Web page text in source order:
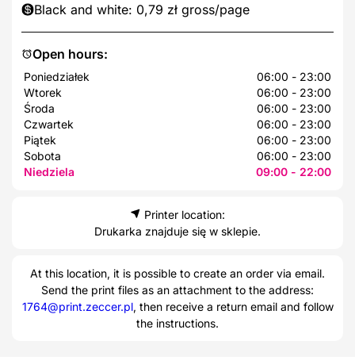
Open hours:
Poniedziałek
06:00 - 23:00
Wtorek
06:00 - 23:00
Środa
06:00 - 23:00
Czwartek
06:00 - 23:00
Piątek
06:00 - 23:00
Sobota
06:00 - 23:00
Niedziela
09:00 - 22:00
Black and white: 0,79 zł gross/page
Printer location:
Drukarka znajduje się w sklepie.
At this location, it is possible to create an order via email.
Send the print files as an attachment to the address:
1764@print.zeccer.pl, then receive a return email and follow
the instructions.